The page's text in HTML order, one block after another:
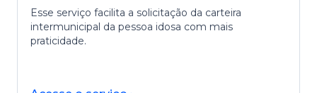
Esse serviço facilita a solicitação da carteira
intermunicipal da pessoa idosa com mais
praticidade.